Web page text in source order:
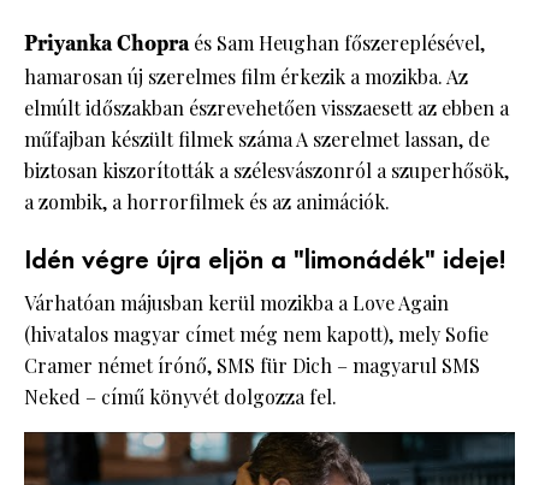
Priyanka Chopraés Sam Heughan főszereplésével,
hamarosan új szerelmes film érkezik a mozikba. Az
elmúlt időszakban észrevehetően visszaesett az ebben a
műfajban készült filmek száma A szerelmet lassan, de
biztosan kiszorították a szélesvászonról a szuperhősök,
a zombik, a horrorfilmek és az animációk.
Idén végre újra eljön a "limonádék" ideje!
Várhatóan májusban kerül mozikba a Love Again
(hivatalos magyar címet még nem kapott), mely Sofie
Cramer német írónő, SMS für Dich – magyarul SMS
Neked – című könyvét dolgozza fel.